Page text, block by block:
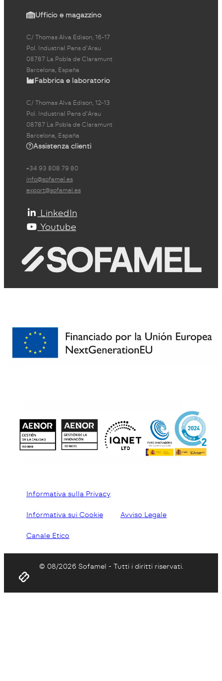
Ufficio e magazzino
C/ Thomas Alva Edison, 16-17
Pol. Industrial Pans d'Arau
08787 La Pobla de Claramunt
Barcelona, España
Fabbrica e laboratorio
C/ Thomas Alva Edison, 12-13
Pol. Industrial Pans d'Arau
08787 La Pobla de Claramunt
Barcelona, España
Assistenza clienti
+34 93 808 79 80
info@sofamel.es
export@sofamel.es
LinkedIn
Youtube
Informativa sulla Privacy
Informativa sui Cookie Avviso Legale
Canale Etico
© 08/2026 Sofamel - Tutti i diritti riservati.